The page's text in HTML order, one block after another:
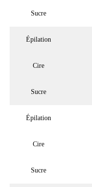
Sucre
Épilation
Cire
Sucre
Épilation
Cire
Sucre